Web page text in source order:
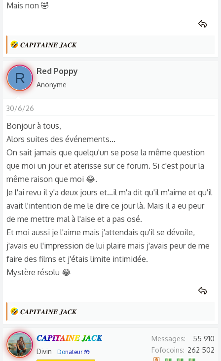
Mais non 🤣
L
s
r
é
c
t
n
s
:
𝑪𝑨𝑷𝑰𝑻𝑨𝑰𝑵𝑬 𝑱𝑨𝑪𝑲
R Red Poppy
Anonyme
30/6/26
Bonjour à tous,
Alors suites des événements...
On sait jamais que quelqu'un se pose la même question
que moi un jour et aterisse sur ce forum. Si c'est pour la
même raison que moi 😂.
Je l'ai revu il y'a deux jours et...il m'a dit qu'il m'aime et qu'il
avait l'intention de me le dire ce jour là. Mais il a eu peur
de me mettre mal à l'aise et a pas osé.
Et moi aussi je l'aime mais j'attendais qu'il se dévoile,
j'avais eu l'impression de lui plaire mais j'avais peur de me
faire des films et j'étais limite intimidée.
Mystère résolu 😂
L
s
r
é
𝑪𝑨𝑷𝑰𝑻𝑨𝑰𝑵𝑬 𝑱𝑨𝑪𝑲
𝑪𝑨𝑷𝑰𝑻𝑨𝑰𝑵𝑬 𝑱𝑨𝑪𝑲
Divin
Donateur 🤲
Messages
55 910
Fofocoins
262 502